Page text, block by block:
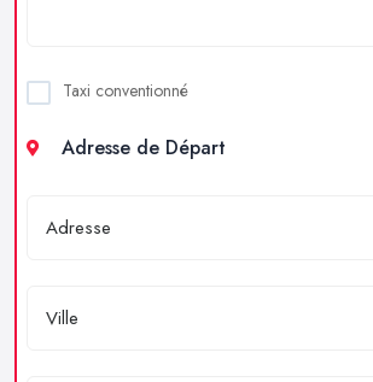
Taxi conventionné
Adresse de Départ